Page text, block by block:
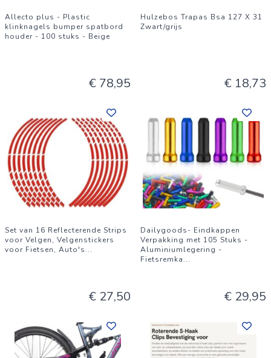
Allecto plus - Plastic
klinknagels bumper spatbord
houder - 100 stuks - Beige
€ 78,95
Hulzebos Trapas Bsa 127 X 31
Zwart/grijs
€ 18,73
Set van 16 Reflecterende Strips
voor Velgen, Velgenstickers
voor Fietsen, Auto's...
€ 27,50
Dailygoods- Eindkappen
Verpakking met 105 Stuks -
Aluminiumlegering -
Fietsremka...
€ 29,95